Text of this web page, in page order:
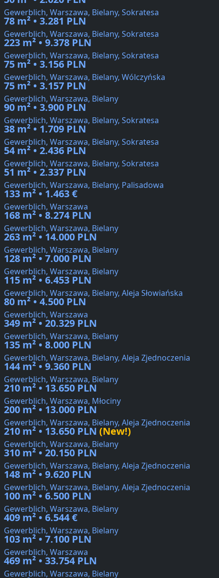
Gewerblich, Warszawa, Bielany, Sokratesa
78 m² • 3.281 PLN
Gewerblich, Warszawa, Bielany, Sokratesa
223 m² • 9.378 PLN
Gewerblich, Warszawa, Bielany, Sokratesa
75 m² • 3.156 PLN
Gewerblich, Warszawa, Bielany, Wólczyńska
75 m² • 3.157 PLN
Gewerblich, Warszawa, Bielany
90 m² • 3.900 PLN
Gewerblich, Warszawa, Bielany, Sokratesa
38 m² • 1.709 PLN
Gewerblich, Warszawa, Bielany, Sokratesa
54 m² • 2.436 PLN
Gewerblich, Warszawa, Bielany, Sokratesa
51 m² • 2.337 PLN
Gewerblich, Warszawa, Bielany, Palisadowa
133 m² • 1.463 €
Gewerblich, Warszawa
168 m² • 8.274 PLN
Gewerblich, Warszawa, Bielany
263 m² • 14.000 PLN
Gewerblich, Warszawa, Bielany
128 m² • 7.000 PLN
Gewerblich, Warszawa, Bielany
115 m² • 6.453 PLN
Gewerblich, Warszawa, Bielany, Aleja Słowiańska
80 m² • 4.500 PLN
Gewerblich, Warszawa
349 m² • 20.329 PLN
Gewerblich, Warszawa, Bielany
135 m² • 8.000 PLN
Gewerblich, Warszawa, Bielany, Aleja Zjednoczenia
144 m² • 9.360 PLN
Gewerblich, Warszawa, Bielany
210 m² • 13.650 PLN
Gewerblich, Warszawa, Młociny
200 m² • 13.000 PLN
Gewerblich, Warszawa, Bielany, Aleja Zjednoczenia
210 m² • 13.650 PLN (New!)
Gewerblich, Warszawa, Bielany
310 m² • 20.150 PLN
Gewerblich, Warszawa, Bielany, Aleja Zjednoczenia
148 m² • 9.620 PLN
Gewerblich, Warszawa, Bielany, Aleja Zjednoczenia
100 m² • 6.500 PLN
Gewerblich, Warszawa, Bielany
409 m² • 6.544 €
Gewerblich, Warszawa, Bielany
103 m² • 7.100 PLN
Gewerblich, Warszawa
469 m² • 33.754 PLN
Gewerblich, Warszawa, Bielany